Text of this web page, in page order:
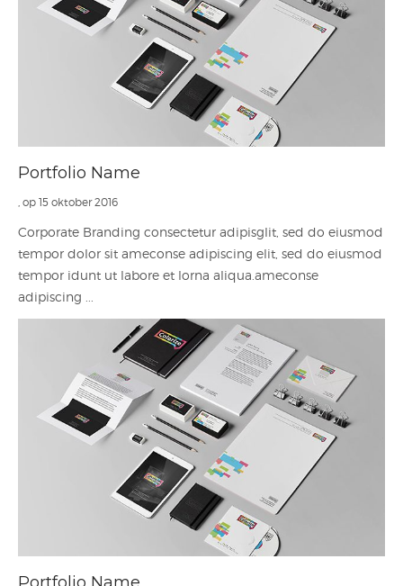
Portfolio Name
, op 15 oktober 2016
Corporate Branding consectetur adipisglit, sed do eiusmod
tempor dolor sit ameconse adipiscing elit, sed do eiusmod
tempor idunt ut labore et lorna aliqua.ameconse
adipiscing ...